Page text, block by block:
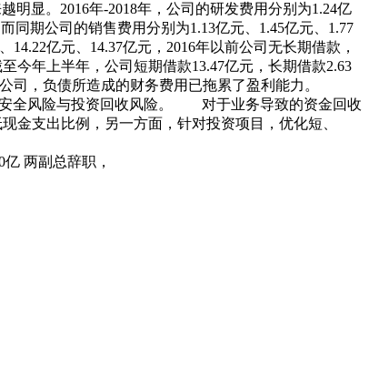
显。2016年-2018年，公司的研发费用分别为1.24亿
同期公司的销售费用分别为1.13亿元、1.45亿元、1.77
亿元、14.37亿元，2016年以前公司无长期借款，
今年上半年，公司短期借款13.47亿元，长期借款2.63
公司，负债所造成的财务费用已拖累了盈利能力。
安全风险与投资回收风险。 对于业务导致的资金回收
金支出比例，另一方面，针对投资项目，优化短、
两副总辞职，